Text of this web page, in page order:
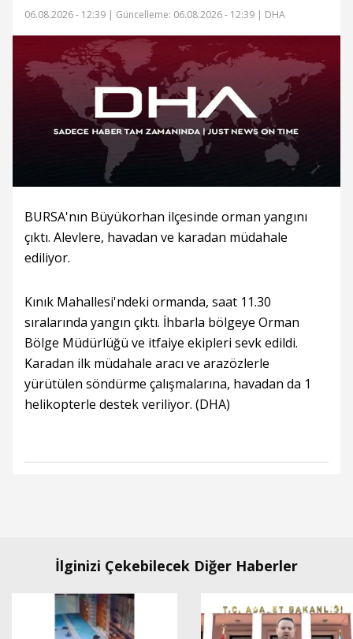
06.08.2026 - 12:39 | Güncelleme: 06.08.2026 - 12:39 | DHA
BURSA'nın Büyükorhan ilçesinde orman yangını
çıktı. Alevlere, havadan ve karadan müdahale
ediliyor.
Kınık Mahallesi'ndeki ormanda, saat 11.30
sıralarında yangın çıktı. İhbarla bölgeye Orman
Bölge Müdürlüğü ve itfaiye ekipleri sevk edildi.
Karadan ilk müdahale aracı ve arazözlerle
yürütülen söndürme çalışmalarına, havadan da 1
helikopterle destek veriliyor. (DHA)
İlginizi Çekebilecek Diğer Haberler